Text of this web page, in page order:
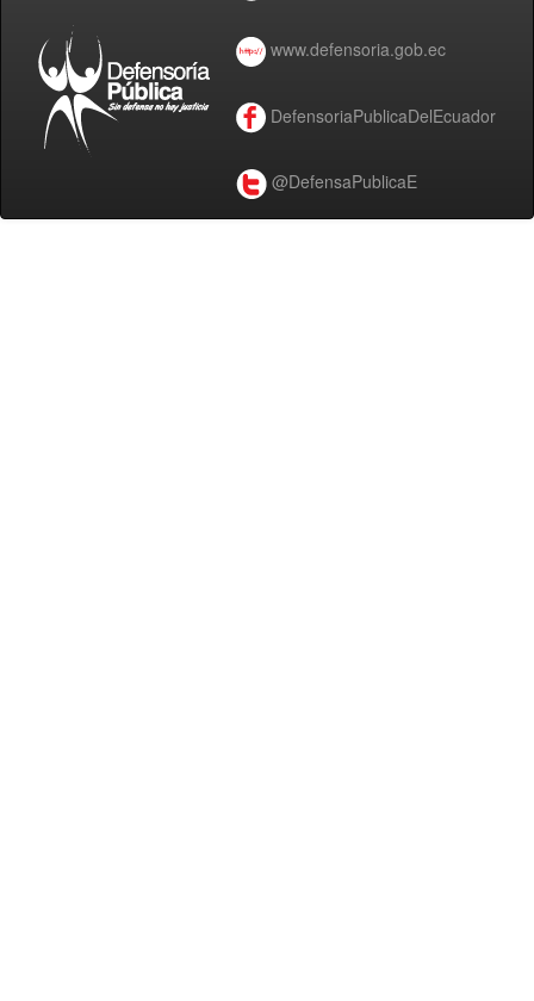
www.defensoria.gob.ec
DefensoriaPublicaDelEcuador
@DefensaPublicaE